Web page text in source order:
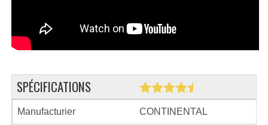
SPÉCIFICATIONS
Manufacturier CONTINENTAL